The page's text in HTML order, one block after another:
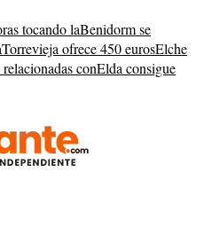
tocando laBenidorm se
Torrevieja ofrece 450 eurosElche
conElda consigue